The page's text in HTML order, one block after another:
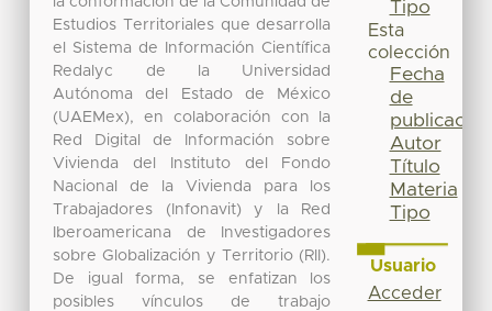
Estudios Territoriales que desarrolla
el Sistema de Información Científica
Redalyc de la Universidad
Autónoma del Estado de México
(UAEMex), en colaboración con la
Red Digital de Información sobre
Vivienda del Instituto del Fondo
Nacional de la Vivienda para los
Trabajadores (Infonavit) y la Red
Iberoamericana de Investigadores
sobre Globalización y Territorio (RII).
De igual forma, se enfatizan los
posibles vínculos de trabajo
Tipo
Esta
colección
Fecha
de
publicación
Autor
Título
Materia
Tipo
Usuario
Acceder